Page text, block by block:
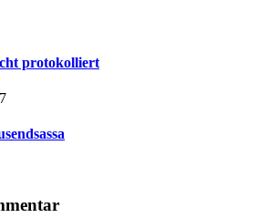
protokolliert